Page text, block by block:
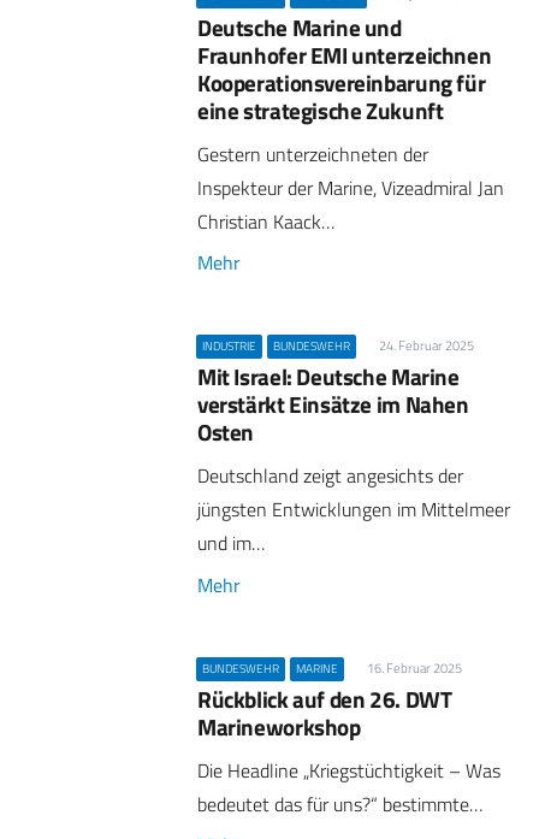
Deutsche Marine und
Fraunhofer EMI unterzeichnen
Kooperationsvereinbarung für
eine strategische Zukunft
Gestern unterzeichneten der
Inspekteur der Marine, Vizeadmiral Jan
Christian Kaack…
Mehr
INDUSTRIE BUNDESWEHR 24. Februar 2025
Mit Israel: Deutsche Marine
verstärkt Einsätze im Nahen
Osten
Deutschland zeigt angesichts der
jüngsten Entwicklungen im Mittelmeer
und im…
Mehr
BUNDESWEHR MARINE 16. Februar 2025
Rückblick auf den 26. DWT
Marineworkshop
Die Headline „Kriegstüchtigkeit – Was
bedeutet das für uns?“ bestimmte…